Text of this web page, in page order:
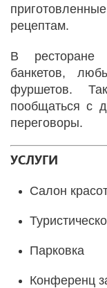
рецептам.
В ресторане
банкетов,
фуршетов.
пообщаться с
переговоры.
УСЛУГИ
Салон
Парковка
Конференц